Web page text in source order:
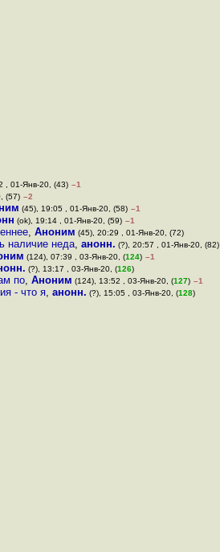
, 01-Янв-20, (43) –1
(57) –2
(45), 19:05 , 01-Янв-20, (58) –1
(ok), 19:14 , 01-Янв-20, (59) –1
, Аноним (45), 20:29 , 01-Янв-20, (72)
наличие неда, анонн. (?), 20:57 , 01-Янв-20, (82)
(124), 07:39 , 03-Янв-20, (124) –1
(?), 13:17 , 03-Янв-20, (126)
по, Аноним (124), 13:52 , 03-Янв-20, (127) –1
- что я, анонн. (?), 15:05 , 03-Янв-20, (128)